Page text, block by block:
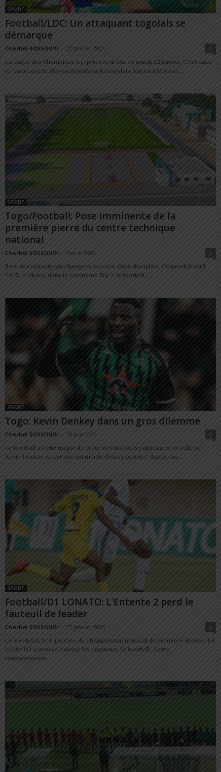
SPORT
Football/LDC: Un attaquant togolais se
démarque
Charbel SOSSOUVI - 22 janvier 2025
0
La Ligue des Champions a repris ses droits ce mardi 22 janvier. C'est dans
ce cadre que le Slovan Bratislava du togolais, Idjessi Metsoko...
SPORT
Togo/Football: Pose imminente de la
première pierre du centre technique
national
Charbel SOSSOUVI - 7 avril 2025
0
Il est des instants qui changent le cours d’une discipline. Ce mardi 8 avril
2025, à Gbavé, dans la commune Zio 2, le football...
SPORT
Togo: Kevin Denkey dans un gros dilemme
Charbel SOSSOUVI - 14 juin 2024
0
Le football a cette magie de créer des histoires palpitantes, et celle de
Kevin Denkey en est une qui mérite d’être racontée. Après une...
SPORT
Football/D1 LONATO: L’Entente 2 perd le
fauteuil de leader
Charbel SOSSOUVI - 27 janvier 2025
0
Ce weekend, la 8ᵉ journée du championnat national de première division D1
LONATO a tenu en haleine les amateurs de football . Entre
renversements...